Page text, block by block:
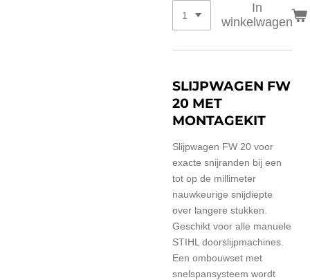
In
winkelwagen
SLIJPWAGEN FW
20 MET
MONTAGEKIT
Slijpwagen FW 20 voor
exacte snijranden bij een
tot op de millimeter
nauwkeurige snijdiepte
over langere stukken.
Geschikt voor alle manuele
STIHL doorslijpmachines.
Een ombouwset met
snelspansysteem wordt